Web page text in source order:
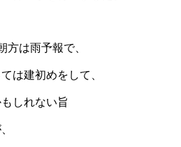
方は雨予報で、
は建初めをして、
しれない旨